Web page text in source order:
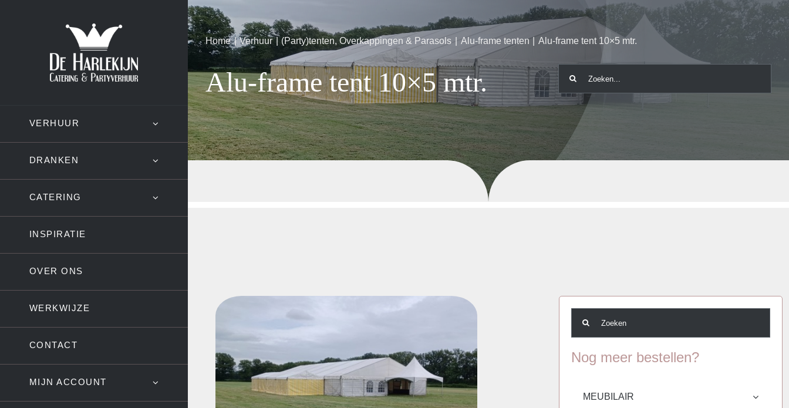
VERHUUR
DRANKEN
CATERING
INSPIRATIE
OVER ONS
WERKWIJZE
CONTACT
MIJN ACCOUNT
Home Verhuur (Party)tenten, Overkappingen & Parasols Alu-frame tenten Alu-frame tent 10×5 mtr.
Alu-frame tent 10×5 mtr.
Zoeken
naar:
naar:
Nog meer bestellen?
MEUBILAIR